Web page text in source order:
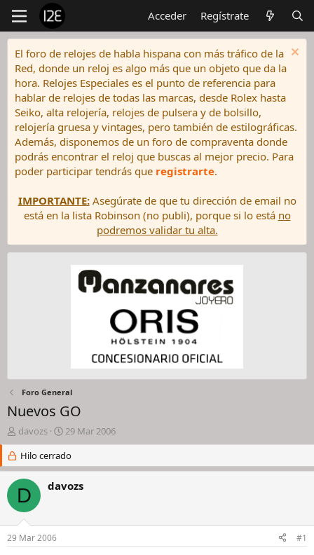
Acceder Regístrate
El foro de relojes de habla hispana con más tráfico de la
Red, donde un reloj es algo más que un objeto que da la
hora. Relojes Especiales es el punto de referencia para
hablar de relojes de todas las marcas, desde Rolex hasta
Seiko, alta relojería, relojes de pulsera y de bolsillo,
relojería gruesa y vintages, pero también de estilográficas.
Además, disponemos de un foro de compraventa donde
podrás encontrar el reloj que buscas al mejor precio. Para
poder participar tendrás que registrarte.
IMPORTANTE:Asegúrate de que tu dirección de email no
está en la lista Robinson (no publi), porque si lo está no
podremos validar tu alta.
Foro General
Nuevos GO
I
n
c
i
a
d
o
d
davozs
F
e
c
h
d
i
29 Mar 2006
Hilo cerrado
D davozs
29 Mar 2006 #1